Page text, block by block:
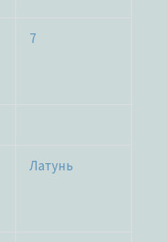
7
Латунь